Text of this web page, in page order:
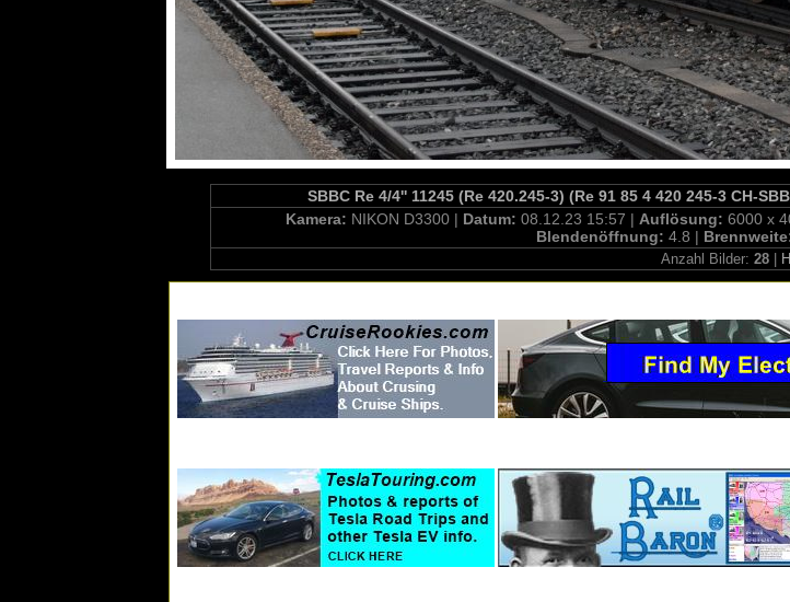
SBBC Re 4/4'' 11245 (Re 420.245-3) (Re 91 85 4 420 245-3 CH-
Kamera: NIKON D3300 | Datum: 08.12.23 15:57 | Auflösung: 6000 x
Blendenöffnung: 4.8 |
Anzahl Bilder: 28